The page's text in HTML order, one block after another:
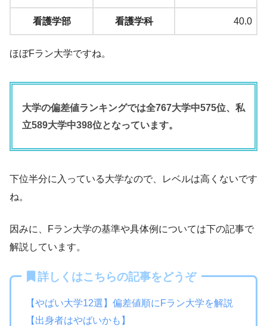
看護学部 看護学科 40.0
ほぼFラン大学ですね。
大学の偏差値ランキングでは全767大学中575位、私
立589大学中398位となっています。
下位半分に入っている大学なので、レベルは高くないです
ね。
因みに、Fラン大学の基準や具体例については下の記事で
解説しています。
詳しくはこちらの記事をどうぞ
【やばい大学12選】偏差値順にFラン大学を解説
【出身者はやばいかも】